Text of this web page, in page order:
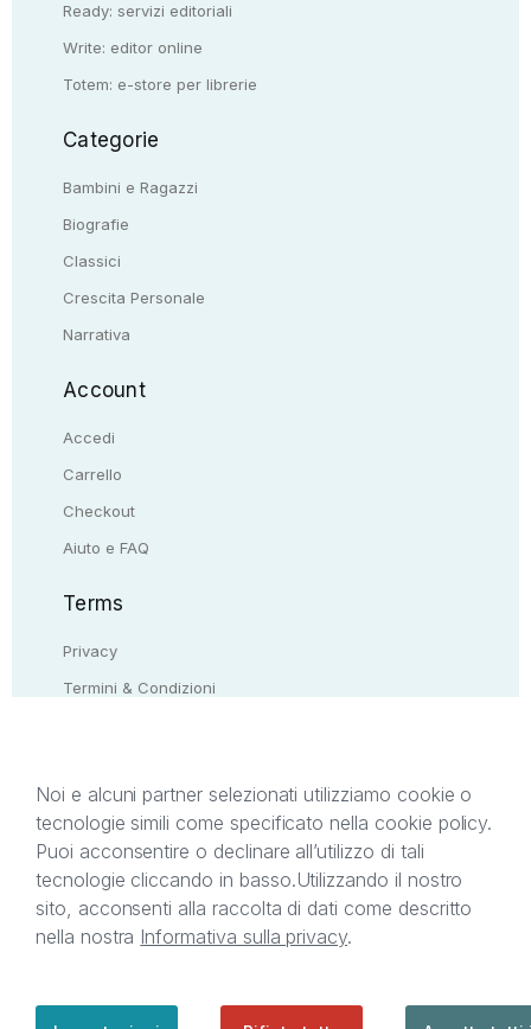
Ready: servizi editoriali
Write: editor online
Totem: e-store per librerie
Categorie
Bambini e Ragazzi
Biografie
Classici
Crescita Personale
Narrativa
Account
Accedi
Carrello
Checkout
Aiuto e FAQ
Terms
Privacy
Termini & Condizioni
Il presente sito web è di proprietà di StreetLib S.r.l.
C.F. e P.IVA 05338720963. StreetLib S.r.l. è
titolare di tutti i diritti di proprietà intellettuale
afferenti ai marchi, loghi e segni distintivi presenti
sul sito web. Si invita l’utente a prendere visione
support@streetlib.com
Noi e alcuni partner selezionati utilizziamo cookie o
tecnologie simili come specificato nella cookie policy.
Puoi acconsentire o declinare all’utilizzo di tali
tecnologie cliccando in basso.Utilizzando il nostro
sito, acconsenti alla raccolta di dati come descritto
nella nostra Informativa sulla privacy.